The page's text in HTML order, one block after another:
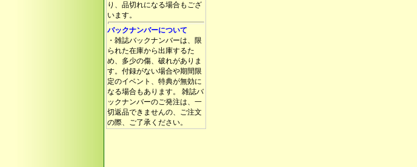
り、品切れになる場合もござ
います。
バックナンバーについて
・雑誌バックナンバーは、限
られた在庫から出庫するた
め、多少の傷、破れがありま
す。付録がない場合や期間限
定のイベント、特典が無効に
なる場合もあります。 雑誌バ
ックナンバーのご発注は、一
切返品できませんの、ご注文
の際、ご了承ください。